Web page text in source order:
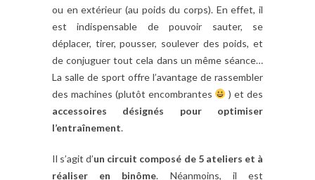
ou en extérieur (au poids du corps). En effet, il
est indispensable de pouvoir sauter, se
déplacer, tirer, pousser, soulever des poids, et
de conjuguer tout cela dans un même séance…
La salle de sport offre l’avantage de rassembler
des machines (plutôt encombrantes
) et des
accessoires désignés pour optimiser
l’entraînement.
Il s’agit d’un circuit composé de 5 ateliers et à
réaliser en binôme. Néanmoins, il est